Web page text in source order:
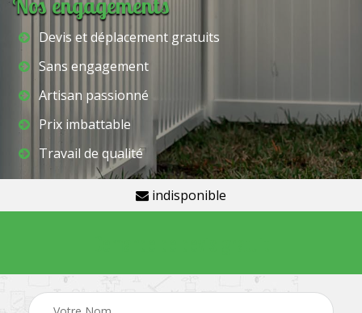
Devis et déplacement gratuits
Sans engagement
Artisan passionné
Prix imbattable
Travail de qualité
indisponible